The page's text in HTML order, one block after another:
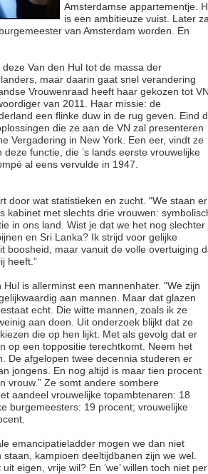
Amsterdamse appartementje.
is een ambitieuze vuist. Later
van Amsterdam worden. En
Van den Hul tot de massa der
maar daarin gaat snel verandering
Vrouwenraad heeft haar gekozen tot
van 2011. Haar missie: de
een flinke duw in de rug geven. Eind
die ze aan de VN zal presenteren
Vergadering in New York. Een eer, vindt ze
deze functie, die ’s lands eerste vrouwelijke
al eens vervulde in 1947.
door wat statistieken en zucht. “We staan er
kabinet met slechts drie vrouwen:
in ons land. Wist je dat we het nog slechter
en Sri Lanka? Ik strijd voor gelijke
boosheid, maar vanuit de volle overtuiging
heeft.”
Hul is allerminst een mannenhater. “We zijn
aan mannen. Maar dat glazen
echt. Die witte mannen, zoals ik ze
aan doen. Uit onderzoek blijkt dat ze
die op hen lijkt. Met als gevolg dat er
op een toppositie terechtkomt. Neem het
De afgelopen twee decennia studeren er
jongens. En nog altijd is maar tien procent
vrouw.” Ze somt andere sombere
aandeel vrouwelijke topambtenaren: 18
burgemeesters: 19 procent; vrouwelijke
emancipatieladder mogen we dan niet
staan, kampioen deeltijdbanen zijn we wel.
eigen, vrije wil? En ‘we’ willen toch niet per